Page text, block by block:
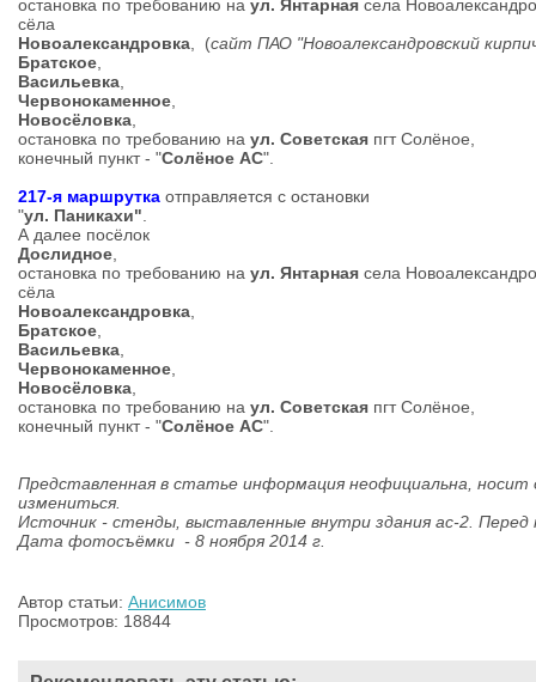
остановка по требованию на ул. Янтарная села
сёла
Новоалександровка , (сайт ПАО "Новоалександровский
Братское
Васильевка
Червонокаменное
Новосёловка
остановка по требованию на ул. Советская пгт Солёное,
конечный пункт - "Солёное АС".
217-я маршрутка отправляется с остановки
"ул. Паникахи"
А далее посёлок
Дослидное
остановка по требованию на ул. Янтарная села
сёла
Новоалександровка
Братское
Васильевка
Червонокаменное
Новосёловка
остановка по требованию на ул. Советская пгт Солёное,
конечный пункт - "Солёное АС".
Представленная в статье информация неофициальна,
измениться.
Источник - стенды, выставленные внутри здания ас-2. Перед
Дата фотосъёмки - 8 ноября 2014 г.
Автор статьи: Анисимов
Просмотров: 18844